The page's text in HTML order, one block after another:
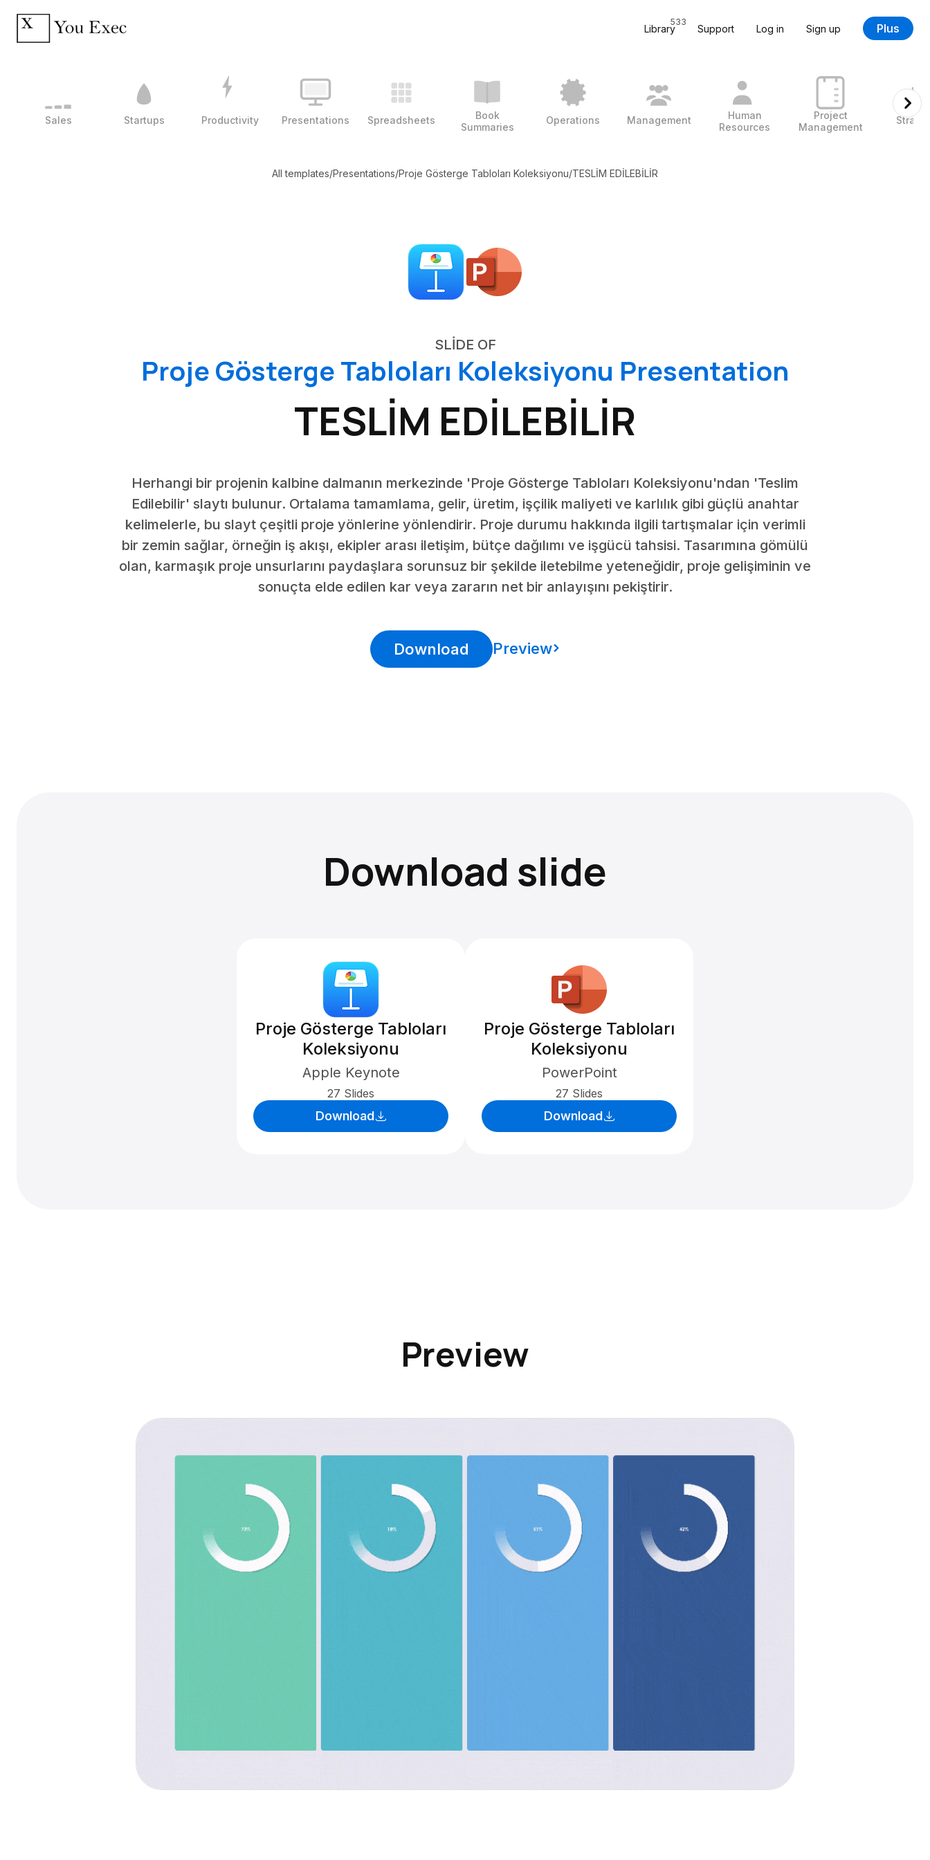
Library
533
Support Log in Sign up Plus
Sales Startups Productivity Presentations Spreadsheets
Book
Summaries
Operations Management
Human
Resources
Project
Management
All templates/Presentations/Proje Gösterge Tabloları Koleksiyonu/TESLİM EDİLEBİLİR
SLIDE OF
Proje Gösterge Tabloları Koleksiyonu Presentation
TESLİM EDİLEBİLİR
Herhangi bir projenin kalbine dalmanın merkezinde 'Proje Gösterge Tabloları Koleksiyonu'ndan 'Teslim
Edilebilir' slaytı bulunur. Ortalama tamamlama, gelir, üretim, işçilik maliyeti ve karlılık gibi güçlü anahtar
kelimelerle, bu slayt çeşitli proje yönlerine yönlendirir. Proje durumu hakkında ilgili tartışmalar için verimli
bir zemin sağlar, örneğin iş akışı, ekipler arası iletişim, bütçe dağılımı ve işgücü tahsisi. Tasarımına gömülü
olan, karmaşık proje unsurlarını paydaşlara sorunsuz bir şekilde iletebilme yeteneğidir, proje gelişiminin ve
sonuçta elde edilen kar veya zararın net bir anlayışını pekiştirir.
Download Preview
Download slide
Proje Gösterge Tabloları
Koleksiyonu
Apple Keynote
27 Slides
Download
Proje Gösterge Tabloları
Koleksiyonu
PowerPoint
27 Slides
Download
Preview